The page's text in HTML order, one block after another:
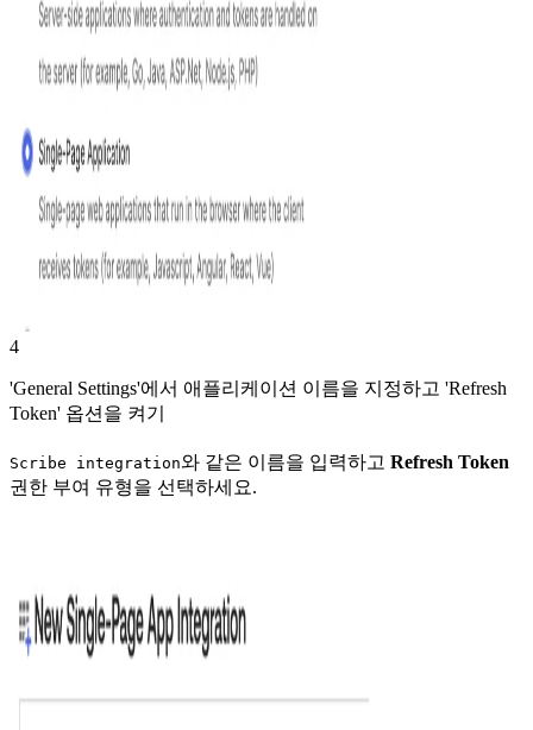
4
'General Settings'에서 애플리케이션 이름을 지정하고 'Refresh
Token' 옵션을 켜기
Scribe integration와 같은 이름을 입력하고 Refresh Token
권한 부여 유형을 선택하세요.